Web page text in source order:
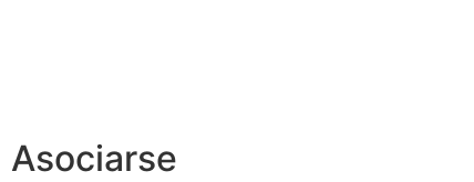
Asociarse